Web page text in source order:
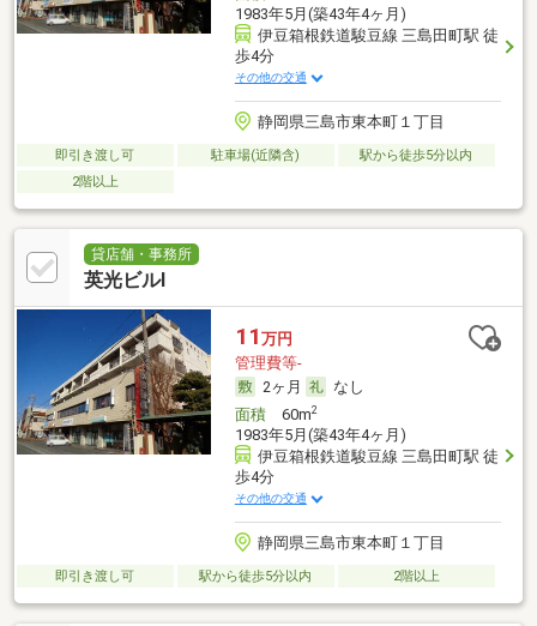
1983年5月(築43年4ヶ月)
伊豆箱根鉄道駿豆線 三島田町駅 徒
歩4分
その他の交通
静岡県三島市東本町１丁目
即引き渡し可 駐車場(近隣含)
駅から徒歩5分以内
2階以上
貸店舗・事務所
英光ビルⅠ
11 万円
管理費等-
2ヶ月
なし
面積60m2
1983年5月(築43年4ヶ月)
伊豆箱根鉄道駿豆線 三島田町駅 徒
歩4分
その他の交通
静岡県三島市東本町１丁目
即引き渡し可 駅から徒歩5分以内 2階以上